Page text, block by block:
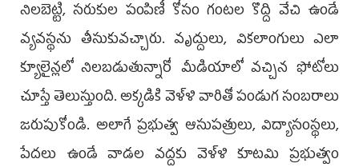
నిలబెట్టి, సరుకుల పంపిణీ కోసం గంటల కొద్ది వేచి ఉండే
వ్యవస్థను తీసుకువచ్చారు. వృద్దులు, వికలాంగులు ఎలా
క్యూలైన్లలో నిలబడుతున్నారో మీడియాలో వచ్చిన ఫోటోలు
చూస్తే తెలుస్తుంది. అక్కడికి వెళ్ళి వారితో పండుగ సంబరాలు
జరుపుకోండి. అలాగే ప్రభుత్వ ఆసుపత్రులు, విద్యాసంస్థలు,
పేదలు ఉండే వాడల వద్దకు వెళ్ళి కూటమి ప్రభుత్వం